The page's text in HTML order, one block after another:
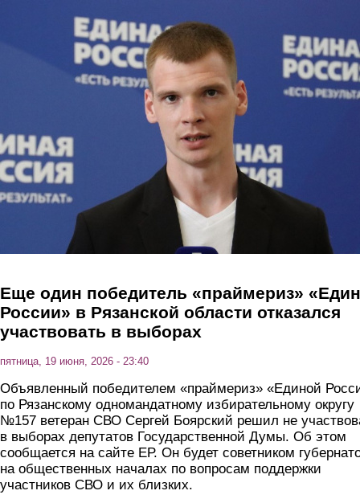
Еще один победитель «праймериз»
России» в Рязанской области отказался
участвовать в выборах
пятница, 19 июня, 2026 - 23:40
Объявленный победителем «праймериз» «Единой
по Рязанскому одномандатному избирательному округу
№157 ветеран СВО Сергей Боярский решил не
в выборах депутатов Государственной Думы. Об этом
сообщается на сайте ЕР. Он будет советником
на общественных началах по вопросам поддержки
участников СВО и их близких.